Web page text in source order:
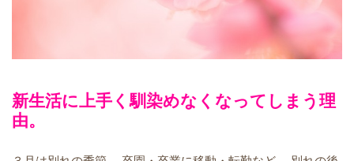
新生活に上手く馴染めなくなってしまう理
由。